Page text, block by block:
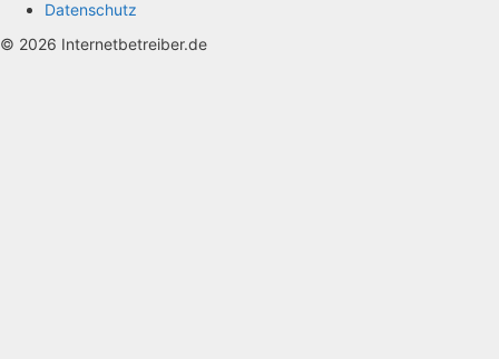
Datenschutz
© 2026 Internetbetreiber.de